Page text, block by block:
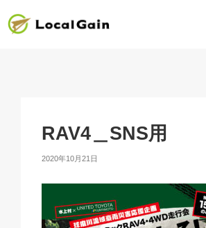
RAV4＿SNS用
2020年10月21日